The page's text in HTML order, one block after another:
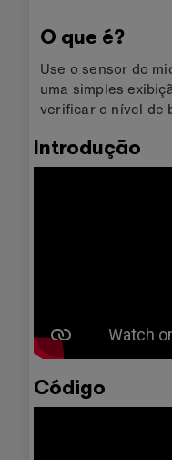
O que é?
Use o sensor do
uma simples
verificar o nível de
Introdução
Código